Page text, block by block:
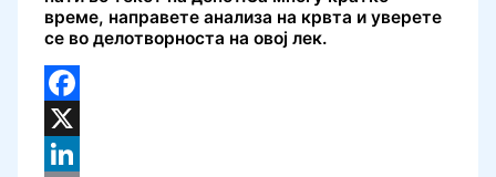
време, направете анализа на крвта и уверете
се во делотворноста на овој лек.
Facebook
X